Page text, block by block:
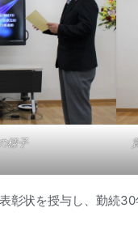
様子
彰状を授与し、勤続